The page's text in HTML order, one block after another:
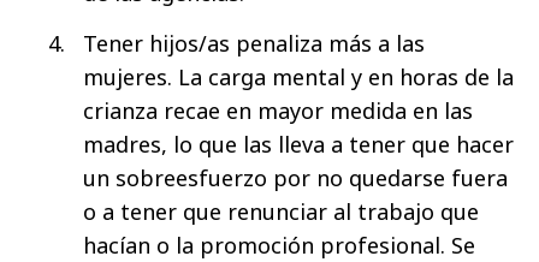
Tener hijos/as penaliza más a las
mujeres. La carga mental y en horas de la
crianza recae en mayor medida en las
madres, lo que las lleva a tener que hacer
un sobreesfuerzo por no quedarse fuera
o a tener que renunciar al trabajo que
hacían o la promoción profesional. Se